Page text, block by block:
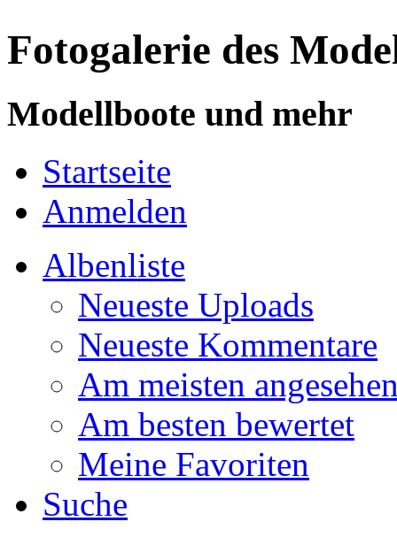
Fotogalerie des
Modellboote und mehr
Startseite
Anmelden
Albenliste
Neueste Uploads
Neueste Kommentare
Am meisten
Am besten bewertet
Meine Favoriten
Suche